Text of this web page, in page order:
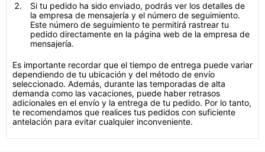
Si tu pedido ha sido enviado, podrás ver los detalles de
la empresa de mensajería y el número de seguimiento.
Este número de seguimiento te permitirá rastrear tu
pedido directamente en la página web de la empresa de
mensajería.
Es importante recordar que el tiempo de entrega puede variar
dependiendo de tu ubicación y del método de envío
seleccionado. Además, durante las temporadas de alta
demanda como las vacaciones, puede haber retrasos
adicionales en el envío y la entrega de tu pedido. Por lo tanto,
te recomendamos que realices tus pedidos con suficiente
antelación para evitar cualquier inconveniente.